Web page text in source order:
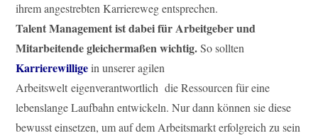
ihrem angestrebten Karriereweg entsprechen.
Talent Management ist dabei für Arbeitgeber und
Mitarbeitende gleichermaßen wichtig.So sollten
Karrierewilligein unserer agilen
Arbeitswelt eigenverantwortlich die Ressourcen für eine
lebenslange Laufbahn entwickeln. Nur dann können sie diese
bewusst einsetzen, um auf dem Arbeitsmarkt erfolgreich zu sein